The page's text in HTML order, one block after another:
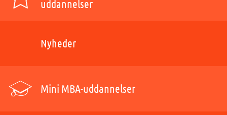
uddannelser
Nyheder
Mini MBA-uddannelser